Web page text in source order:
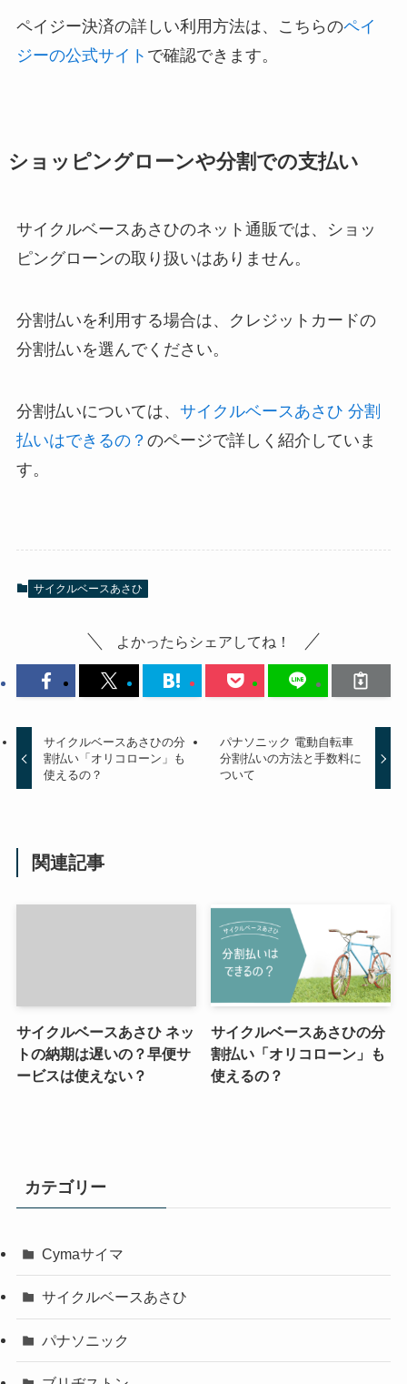
ペイジー決済の詳しい利用方法は、こちらのペイ
ジーの公式サイト で確認できます。
ショッピングローンや分割での支払い
サイクルベースあさひのネット通販では、ショッ
ピングローンの取り扱いはありません。
分割払いを利用する場合は、クレジットカードの
分割払いを選んでください。
分割払いについては、 サイクルベースあさひ 分割
払いはできるの？ のページで詳しく紹介していま
す。
サイクルベースあさひ
よかったらシェアしてね！
サイクルベースあさひの分
割払い「オリコローン」も
使えるの？
パナソニック 電動自転車
分割払いの方法と手数料に
ついて
関連記事
サイクルベースあさひ ネッ
トの納期は遅いの？早便サ
ービスは使えない？
サイクルベースあさひの分
割払い「オリコローン」も
使えるの？
カテゴリー
Cymaサイマ
サイクルベースあさひ
パナソニック